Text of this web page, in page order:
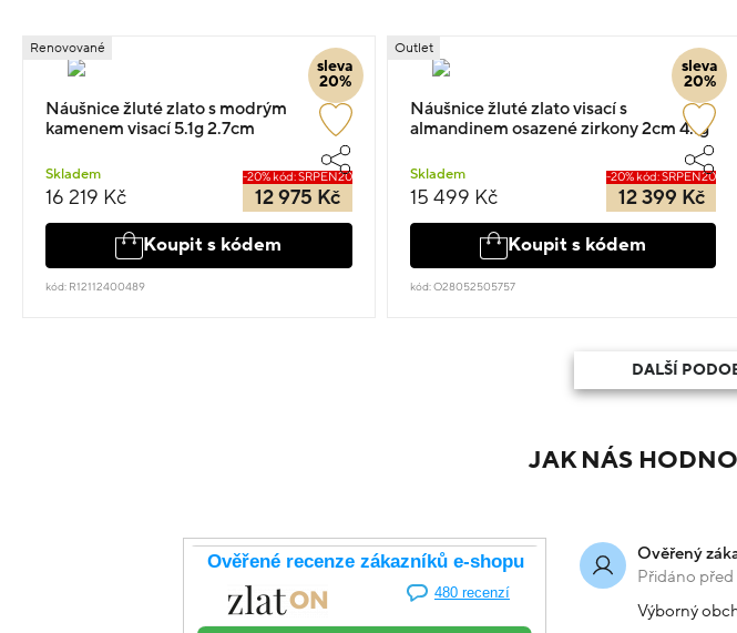
sleva
20%
Renovované
Náušnice žluté zlato s modrým
kamenem visací 5.1g 2.7cm
Skladem
16 219 Kč
-20% kód: SRPEN20
12 975 Kč
Koupit s kódem
kód: R12112400489
sleva
20%
Outlet
Náušnice žluté zlato visací s
almandinem osazené zirkony 2cm 4.1g
Skladem
15 499 Kč
-20% kód: SRPEN20
12 399 Kč
Koupit s kódem
kód: O28052505757
DALŠÍ
JAK NÁS
Ověřený
Přidáno
Výborný